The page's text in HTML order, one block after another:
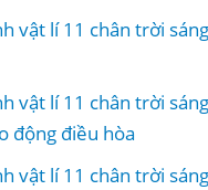
vật lí 11 chân trời
vật lí 11 chân trời
động điều hòa
vật lí 11 chân trời